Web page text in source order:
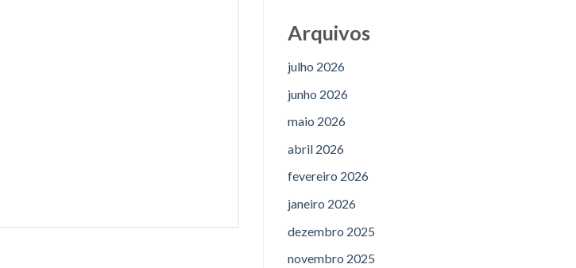
Arquivos
julho 2026
junho 2026
maio 2026
abril 2026
fevereiro 2026
janeiro 2026
dezembro 2025
novembro 2025